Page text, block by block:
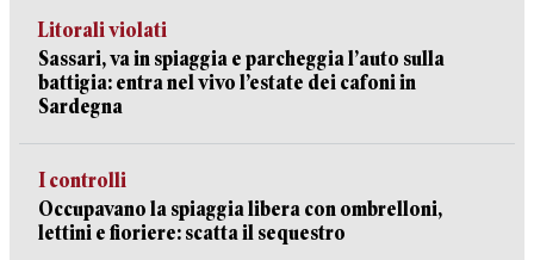
Litorali violati
Sassari, va in spiaggia e parcheggia l’auto sulla
battigia: entra nel vivo l’estate dei cafoni in
Sardegna
I controlli
Occupavano la spiaggia libera con ombrelloni,
lettini e fioriere: scatta il sequestro